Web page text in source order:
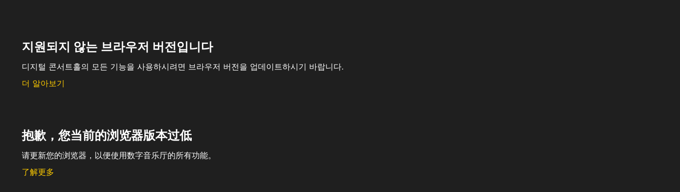
지원되지 않는 브라우저 버전입니다
디지털 콘서트홀의 모든 기능을 사용하시려면 브라우저 버전을 업데이트하시기 바랍니다.
더 알아보기
抱歉，您当前的浏览器版本过低
请更新您的浏览器，以便使用数字音乐厅的所有功能。
了解更多